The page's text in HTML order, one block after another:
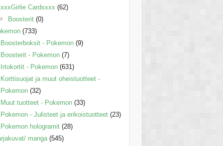
xxxGirlie Cardsxxx (62)
Boosterit (0)
(733)
Boosterboksit - Pokemon (9)
Boosterit - Pokemon (7)
Irtokortit - Pokemon (631)
Korttisuojat ja muut oheistuotteet -
Pokemon (32)
Muut tuotteet - Pokemon (33)
Pokemon - Julisteet ja erikoistuotteet (23)
Pokemon hologramit (28)
manga (545)